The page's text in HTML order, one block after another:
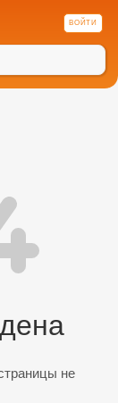
ВОЙТИ
не